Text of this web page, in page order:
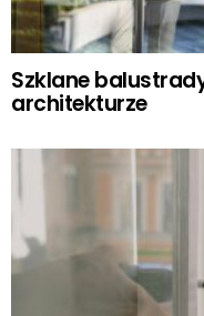
Szklane
architekturze